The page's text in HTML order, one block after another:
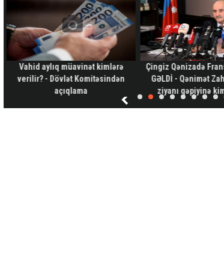
Vahid aylıq müavinət kimlərə
verilir? - Dövlət Komitəsindən
açıqlama
Çingiz Qənizadə
GƏLDİ - Qənimət
ziyanı qəpiyinə